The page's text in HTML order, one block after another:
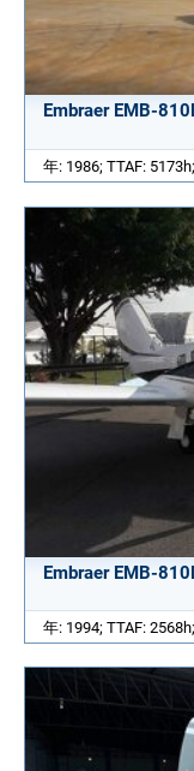
Embraer EMB-
年: 1986; TTAF:
Embraer EMB-
年: 1994; TTAF: